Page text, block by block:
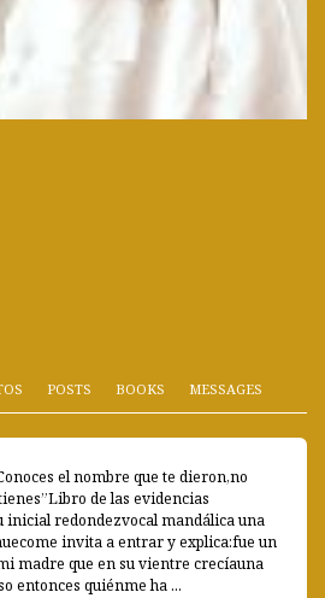
POSTS BOOKS MESSAGES
el nombre que te dieron,no
de las evidencias
redondezvocal mandálica una
invita a entrar y explica:fue un
madre que en su vientre crecíauna
entonces quiénme ha ...